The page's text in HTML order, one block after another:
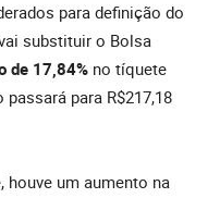
para definição do
substituir o Bolsa
de 17,84% no tíquete
para R$217,18
houve um aumento na